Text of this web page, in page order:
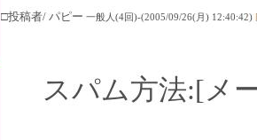
□投稿者/ パピー 一般人(4回)-(2005/09/26(月) 12:40:42)
スパム方法:[